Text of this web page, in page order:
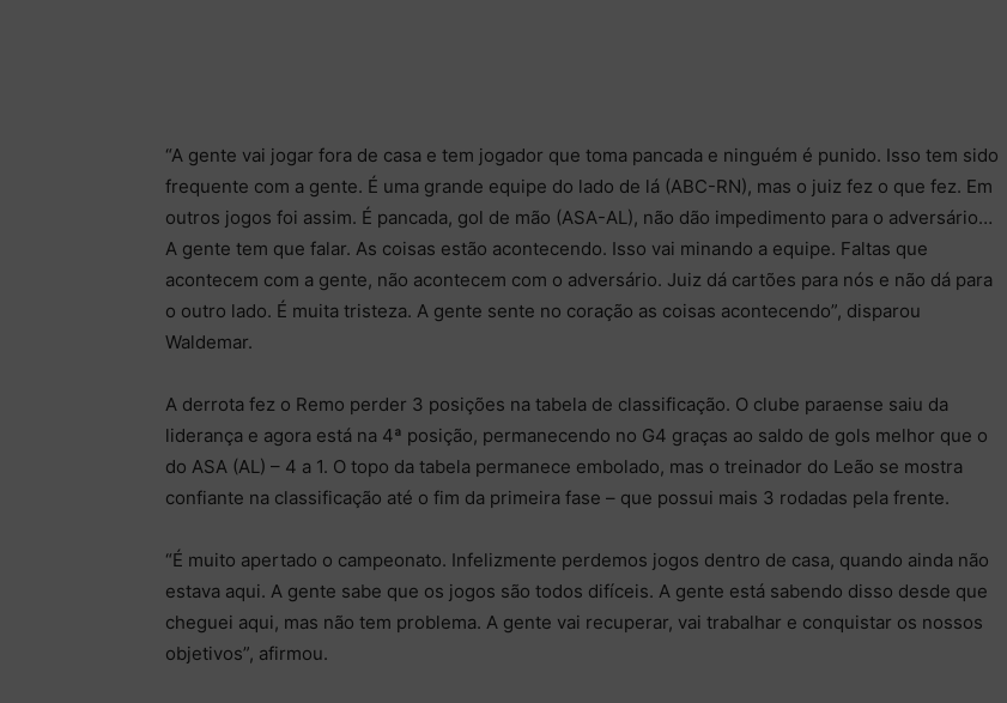
“A gente vai jogar fora de casa e tem jogador que toma pancada e ninguém é punido. Isso tem sido
frequente com a gente. É uma grande equipe do lado de lá (ABC-RN), mas o juiz fez o que fez. Em
outros jogos foi assim. É pancada, gol de mão (ASA-AL), não dão impedimento para o adversário…
A gente tem que falar. As coisas estão acontecendo. Isso vai minando a equipe. Faltas que
acontecem com a gente, não acontecem com o adversário. Juiz dá cartões para nós e não dá para
o outro lado. É muita tristeza. A gente sente no coração as coisas acontecendo”, disparou
Waldemar.
A derrota fez o Remo perder 3 posições na tabela de classificação. O clube paraense saiu da
liderança e agora está na 4ª posição, permanecendo no G4 graças ao saldo de gols melhor que o
do ASA (AL) – 4 a 1. O topo da tabela permanece embolado, mas o treinador do Leão se mostra
confiante na classificação até o fim da primeira fase – que possui mais 3 rodadas pela frente.
“É muito apertado o campeonato. Infelizmente perdemos jogos dentro de casa, quando ainda não
estava aqui. A gente sabe que os jogos são todos difíceis. A gente está sabendo disso desde que
cheguei aqui, mas não tem problema. A gente vai recuperar, vai trabalhar e conquistar os nossos
objetivos”, afirmou.